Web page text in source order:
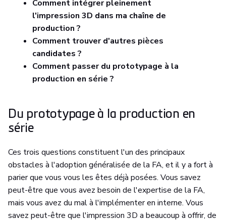
Comment intégrer pleinement
l'impression 3D dans ma chaîne de
production ?
Comment trouver d'autres pièces
candidates ?
Comment passer du prototypage à la
production en série ?
Du prototypage à la production en
série
Ces trois questions constituent l'un des principaux
obstacles à l'adoption généralisée de la FA, et il y a fort à
parier que vous vous les êtes déjà posées. Vous savez
peut-être que vous avez besoin de l'expertise de la FA,
mais vous avez du mal à l'implémenter en interne. Vous
savez peut-être que l'impression 3D a beaucoup à offrir, de